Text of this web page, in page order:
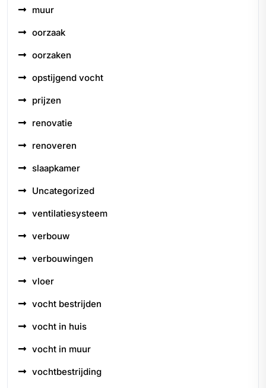
muur
oorzaak
oorzaken
opstijgend vocht
prijzen
renovatie
renoveren
slaapkamer
Uncategorized
ventilatiesysteem
verbouw
verbouwingen
vloer
vocht bestrijden
vocht in huis
vocht in muur
vochtbestrijding